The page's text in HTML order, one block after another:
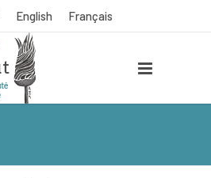
English Français